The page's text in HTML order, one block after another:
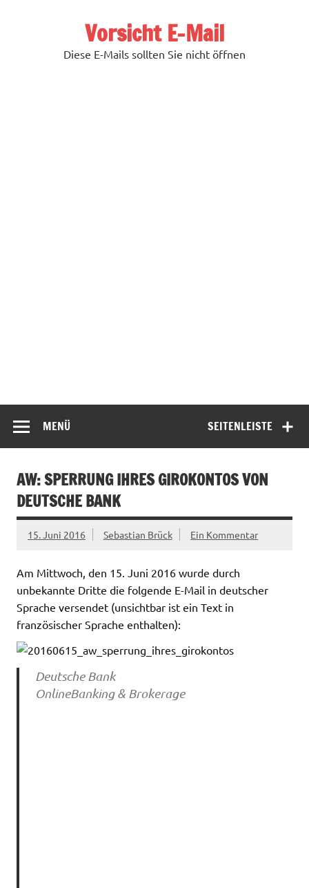
Vorsicht E-Mail
Diese E-Mails sollten Sie nicht öffnen
SEITENLEISTE
MENÜ
AW: SPERRUNG IHRES GIROKONTOS VON
DEUTSCHE BANK
15. Juni 2016 Sebastian Brück Ein Kommentar
Am Mittwoch, den 15. Juni 2016 wurde durch
unbekannte Dritte die folgende E-Mail in deutscher
Sprache versendet (unsichtbar ist ein Text in
französischer Sprache enthalten):
Deutsche Bank
OnlineBanking & Brokerage